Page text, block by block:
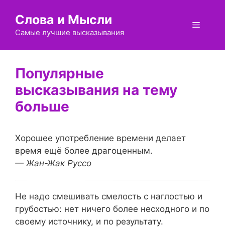
содержимому
Слова и Мысли
Самые лучшие высказывания
Меню
больше
Хорошее употребление времени делает
время ещё более драгоценным.
— Жан-Жак Руссо
Не надо смешивать смелость с наглостью и
грубостью: нет ничего более несходного и по
своему источнику, и по результату.